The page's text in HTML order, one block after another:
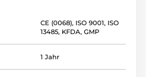
CE (0068), ISO 9001, ISO
13485, KFDA, GMP
1 Jahr